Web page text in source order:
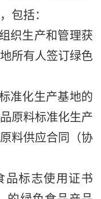
包括：
织生产和管理获
所有人签订绿色
准化生产基地的
原料标准化生产
料供应合同（协
品标志使用证书